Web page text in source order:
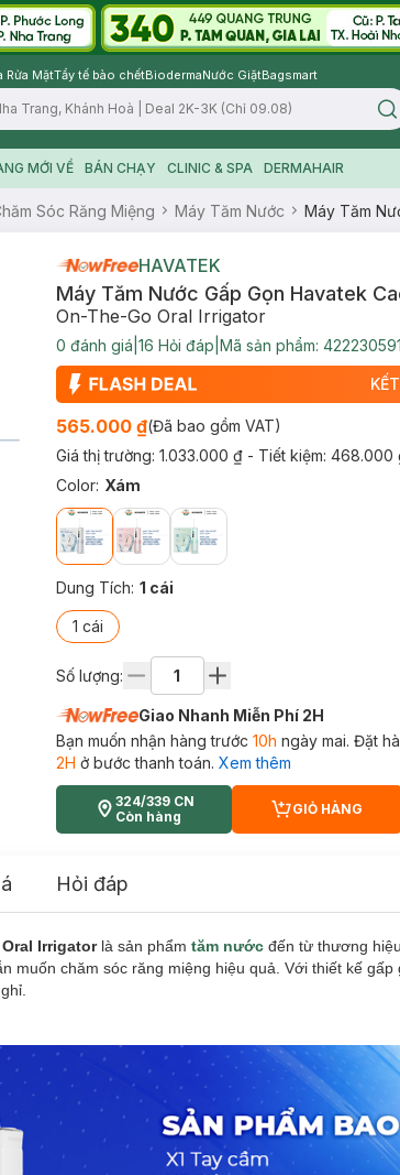
Rửa MặtTẩy tế bào chếtBiodermaNước GiặtBagsmart
MỚI VỀ BÁN CHẠY CLINIC & SPA DERMAHAIR
Sóc Răng Miệng Máy Tăm Nước Máy Tăm
HAVATEK
Máy Tăm Nước Gấp Gọn Havatek
On-The-Go Oral Irrigator
0 đánh giá 16 Hỏi đáp Mã sản phẩm: 422230591
565.000 ₫(Đã bao gồm VAT)
Giá thị trường: 1.033.000 ₫ - Tiết kiệm: 468.000
Color: Xám
Dung Tích: 1 cái
1 cái
Số lượng:
Giao Nhanh Miễn Phí 2H
Bạn muốn nhận hàng trước 10h ngày mai. Đặt
2H ở bước thanh toán. Xem thêm
324/339 CN
Còn hàng
CART PLUS ICON
GIỎ HÀNG
Hỏi đáp
Oral Irrigator là sản phẩm tăm nước đến từ thương hiệu
muốn chăm sóc răng miệng hiệu quả. Với thiết kế